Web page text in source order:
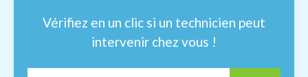
Vérifiez en un clic si un technicien peut
intervenir chez vous !